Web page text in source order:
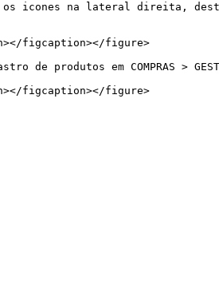
icones na lateral direita,
figcaption></figure>
em COMPRAS > GESTÃO